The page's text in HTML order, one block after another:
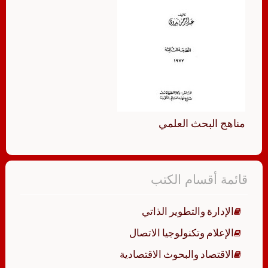
مناهج البحث العلمي
قائمة أقسام الكتب
الإدارة والتطوير الذاتي
الإعلام وتكنولوجيا الاتصال
الاقتصاد والبحوث الاقتصادية